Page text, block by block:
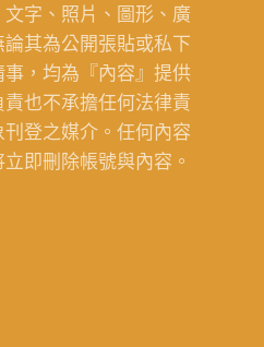
字、照片、圖形、廣
其為公開張貼或私下
，均為『內容』提供
也不承擔任何法律責
登之媒介。任何內容
即刪除帳號與內容。